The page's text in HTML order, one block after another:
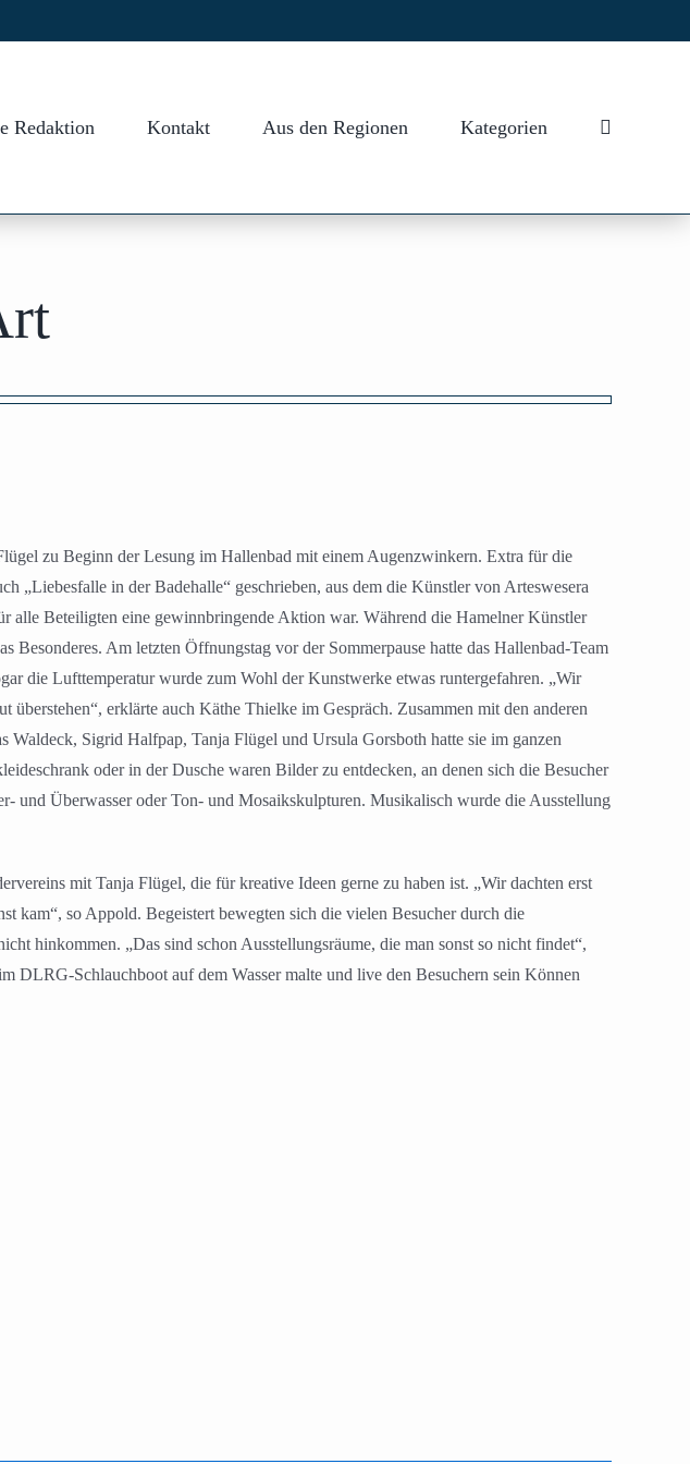
Redaktion Kontakt Aus den Regionen Kategorien
zu Beginn der Lesung im Hallenbad mit einem Augenzwinkern. Extra für die
„Liebesfalle in der Badehalle“ geschrieben, aus dem die Künstler von Arteswesera
alle Beteiligten eine gewinnbringende Aktion war. Während die Hamelner Künstler
Am letzten Öffnungstag vor der Sommerpause hatte das Hallenbad-Team
die Lufttemperatur wurde zum Wohl der Kunstwerke etwas runtergefahren. „Wir
erklärte auch Käthe Thielke im Gespräch. Zusammen mit den anderen
Sigrid Halfpap, Tanja Flügel und Ursula Gorsboth hatte sie im ganzen
oder in der Dusche waren Bilder zu entdecken, an denen sich die Besucher
und Überwasser oder Ton- und Mosaikskulpturen. Musikalisch wurde die Ausstellung
mit Tanja Flügel, die für kreative Ideen gerne zu haben ist. „Wir dachten erst
kam“, so Appold. Begeistert bewegten sich die vielen Besucher durch die
hinkommen. „Das sind schon Ausstellungsräume, die man sonst so nicht findet“,
Schlauchboot auf dem Wasser malte und live den Besuchern sein Können